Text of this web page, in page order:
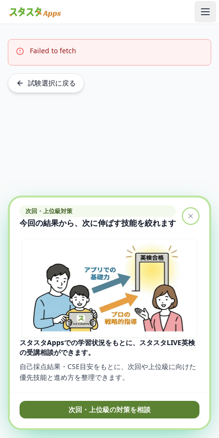
メ
Failed to fetch
試験選択に戻る
次回・上位級対策
今回の結果から、次に伸ばす技能を絞れます
スタスタAppsでの学習状況をもとに、スタスタLIVE英検
の受講相談ができます。
自己採点結果・CSE目安をもとに、次回や上位級に向けた
優先技能と進め方を整理できます。
次回・上位級の対策を相談